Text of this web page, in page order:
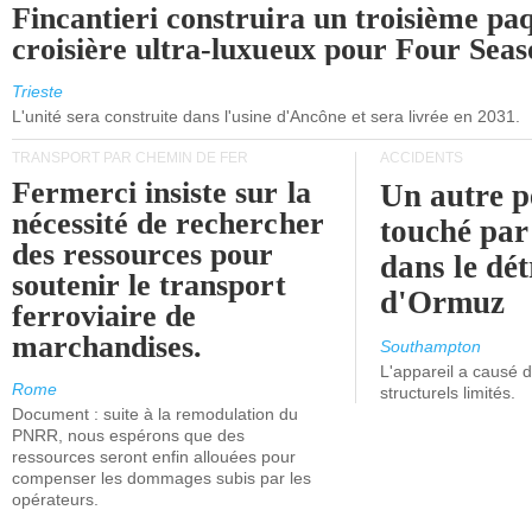
Fincantieri construira un troisième
croisière ultra-luxueux pour Four
Trieste
L'unité sera construite dans l'usine d'Ancône et sera livrée en 2031.
TRANSPORT PAR CHEMIN DE FER
Fermerci insiste sur la
nécessité de rechercher
des ressources pour
soutenir le transport
ferroviaire de
marchandises.
Rome
Document : suite à la remodulation du
PNRR, nous espérons que des
ressources seront enfin allouées pour
compenser les dommages subis par les
opérateurs.
ACCIDENTS
Un autre
touché
dans le
d'Ormuz
Southampton
L'appareil a causé
structurels limités.